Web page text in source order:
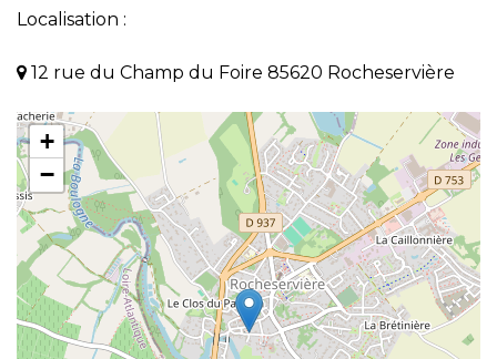
Localisation :
12 rue du Champ du Foire 85620 Rocheservière
+
−